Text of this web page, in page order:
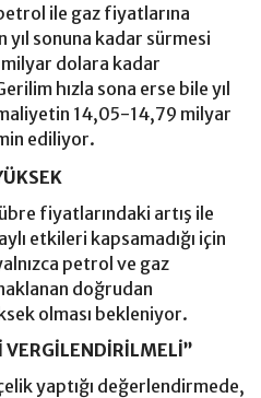
ile gaz fiyatlarına
yıl sonuna kadar sürmesi
dolara kadar
hızla sona erse bile yıl
14,05-14,79 milyar
ediliyor.
fiyatlarındaki artış ile
etkileri kapsamadığı için
petrol ve gaz
doğrudan
olması bekleniyor.
VERGİLENDİRİLMELİ”
yaptığı değerlendirmede,